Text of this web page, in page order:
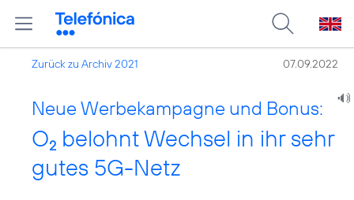
Zurück zu Archiv 2021 07.09.2022
Neue Werbekampagne und Bonus:
O2 belohnt Wechsel in ihr sehr
gutes 5G-Netz